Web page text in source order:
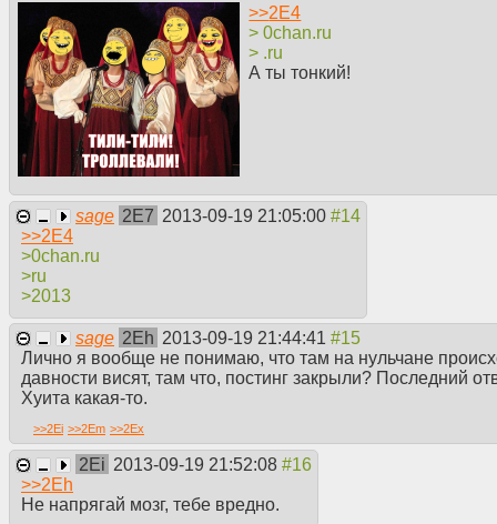
>>2E4
> 0chan.ru
> .ru
А ты тонкий!
sage 2E7 2013-09-19 21:05:00
>>2E4
>0chan.ru
>ru
>2013
sage 2Eh 2013-09-19 21:44:41
Лично я вообще не понимаю, что там на нульчане
давности висят, там что, постинг закрыли? Последний
Хуита какая-то.
>>2Ei >>2Em >>2Ex
2Ei 2013-09-19 21:52:08
>>2Eh
Не напрягай мозг, тебе вредно.